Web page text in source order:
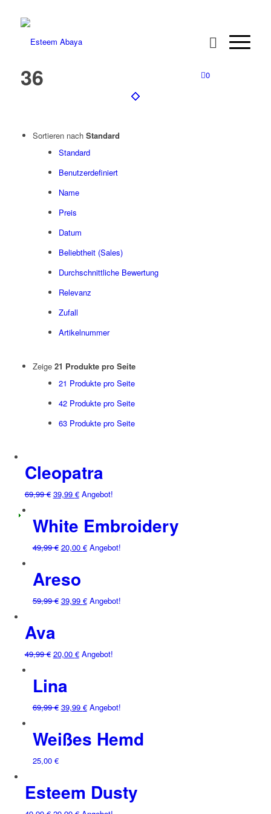
0
36
Sortieren nach Standard
Standard
Benutzerdefiniert
Name
Preis
Datum
Beliebtheit (Sales)
Durchschnittliche Bewertung
Relevanz
Zufall
Artikelnummer
Zeige 21 Produkte pro Seite
21 Produkte pro Seite
42 Produkte pro Seite
63 Produkte pro Seite
Cleopatra
69,99€ 39,99 € Angebot!
White Embroidery
49,99€ 20,00 € Angebot!
Areso
59,99€ 39,99 € Angebot!
Ava
49,99€ 20,00 € Angebot!
Lina
69,99€ 39,99 € Angebot!
Weißes Hemd
25,00 €
Esteem Dusty